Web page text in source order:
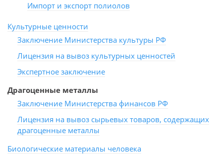
Импорт и экспорт полиолов
Культурные ценности
Заключение Министерства культуры РФ
Лицензия на вывоз культурных ценностей
Экспертное заключение
Драгоценные металлы
Заключение Министерства финансов РФ
Лицензия на вывоз сырьевых товаров, содержащих
драгоценные металлы
Биологические материалы человека